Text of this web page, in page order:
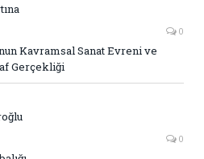
0
Kavramsal Sanat Evreni ve
Gerçekliği
0